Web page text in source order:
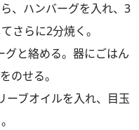
、ハンバーグを入れ、3
さらに2分焼く。
グと絡める。器にごはん
のせる。
ーブオイルを入れ、目玉